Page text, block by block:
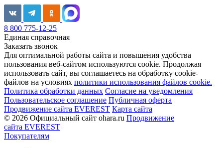
8 800 775-12-25
Единая справочная
Заказать звонок
Для оптимальной работы сайта и повышения удобства
пользования веб-сайтом используются cookie. Продолжая
использовать сайт, вы соглашаетесь на обработку cookie-
файлов на условиях политики использования файлов cookie.
Политика обработки данных Согласие на уведомления
Пользовательское соглашение Публичная оферта
Продвижение сайта EVEREST Карта сайта
© 2026 Официальный сайт ohara.ru Продвижение
сайта EVEREST
Покупателям